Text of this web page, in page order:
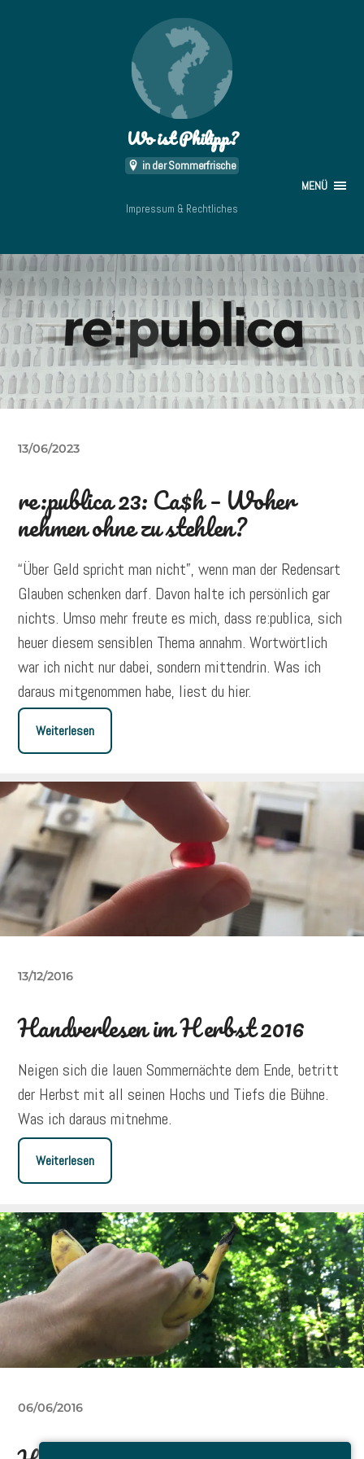
Wo ist Philipp?
in der Sommerfrische
MENÜ
Impressum & Rechtliches
13/06/2023
re:publica 23: Ca$h – Woher
nehmen ohne zu stehlen?
“Über Geld spricht man nicht”, wenn man der Redensart
Glauben schenken darf. Davon halte ich persönlich gar
nichts. Umso mehr freute es mich, dass re:publica, sich
heuer diesem sensiblen Thema annahm. Wortwörtlich
war ich nicht nur dabei, sondern mittendrin. Was ich
daraus mitgenommen habe, liest du hier.
Weiterlesen
13/12/2016
Handverlesen im Herbst 2016
Neigen sich die lauen Sommernächte dem Ende, betritt
der Herbst mit all seinen Hochs und Tiefs die Bühne.
Was ich daraus mitnehme.
Weiterlesen
06/06/2016